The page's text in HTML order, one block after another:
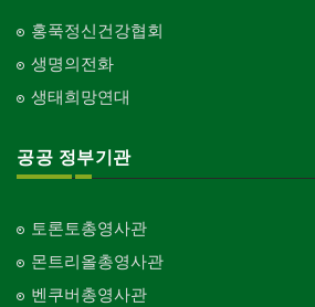
홍푹정신건강협회
생명의전화
생태희망연대
공공 정부기관
토론토총영사관
몬트리올총영사관
벤쿠버총영사관